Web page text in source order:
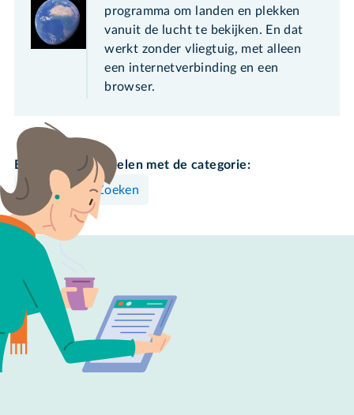
programma om landen en plekken
vanuit de lucht te bekijken. En dat
werkt zonder vliegtuig, met alleen
een internetverbinding en een
browser.
Bekijk meer artikelen met de categorie:
Surfen & Zoeken